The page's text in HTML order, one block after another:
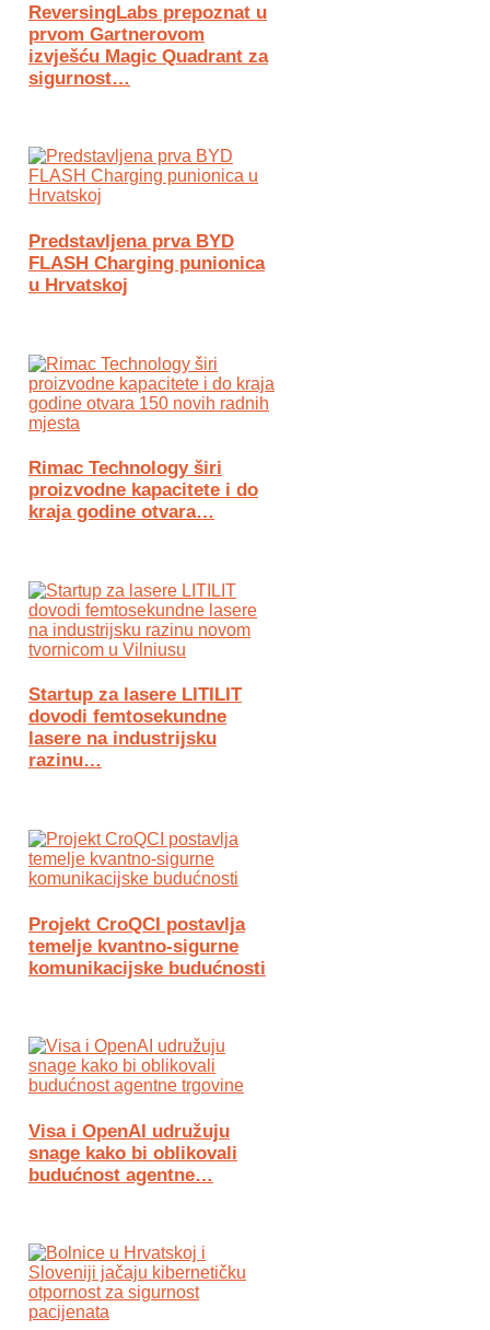
ReversingLabs prepoznat u
prvom Gartnerovom
izvješću Magic Quadrant za
sigurnost…
Predstavljena prva BYD
FLASH Charging punionica
u Hrvatskoj
Rimac Technology širi
proizvodne kapacitete i do
kraja godine otvara…
Startup za lasere LITILIT
dovodi femtosekundne
lasere na industrijsku
razinu…
Projekt CroQCI postavlja
temelje kvantno-sigurne
komunikacijske budućnosti
Visa i OpenAI udružuju
snage kako bi oblikovali
budućnost agentne…